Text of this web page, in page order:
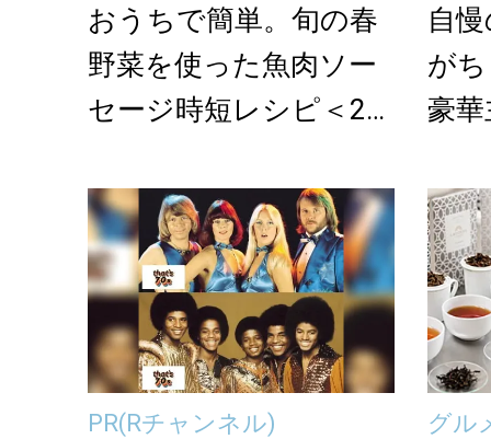
おうちで簡単。旬の春
野菜を使った魚肉ソー
セージ時短レシピ＜2選
自
が
豪
PR(Rチャンネル) グル